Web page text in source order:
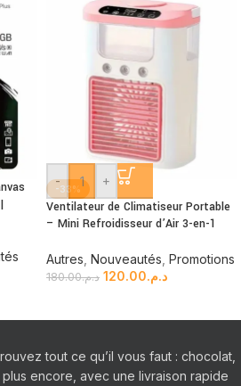
-33%
- +
Ventilateur de Climatiseur Portable
– Mini Refroidisseur d’Air 3-en-1
Autres Nouveautés Promotions
د.م.180.00 د.م.120.00
tout ce qu’il vous faut : chocolat,
encore, avec une livraison rapide